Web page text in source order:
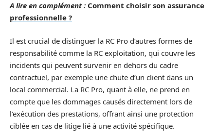
A lire en complément : Comment choisir son assurance
professionnelle ?
Il est crucial de distinguer la RC Pro d’autres formes de
responsabilité comme la RC exploitation, qui couvre les
incidents qui peuvent survenir en dehors du cadre
contractuel, par exemple une chute d’un client dans un
local commercial. La RC Pro, quant à elle, ne prend en
compte que les dommages causés directement lors de
l’exécution des prestations, offrant ainsi une protection
ciblée en cas de litige lié à une activité spécifique.